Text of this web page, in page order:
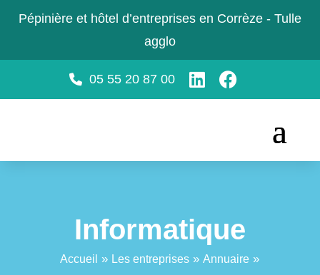
Pépinière et hôtel d’entreprises en Corrèze - Tulle
agglo
05 55 20 87 00
Informatique
Accueil » Les entreprises »Annuaire »